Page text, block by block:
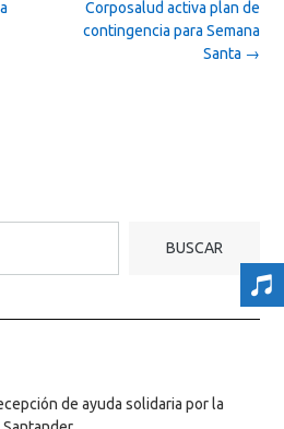
Corposalud activa plan de
contingencia para Semana
Santa →
BUSCAR
de ayuda solidaria por la